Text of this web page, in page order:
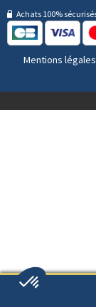
Achats 100%
Mentions légales